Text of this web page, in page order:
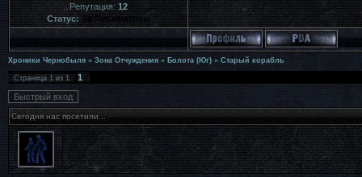
Репутация: 12
Статус:За Периметром
Хроники Чернобыля » Зона Отчуждения » Болота (Юг) » Старый корабль
Страница1из1 1
Сегодня нас посетили...